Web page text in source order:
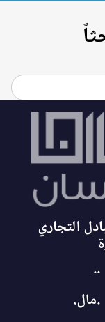
التجاري
..
.مال.